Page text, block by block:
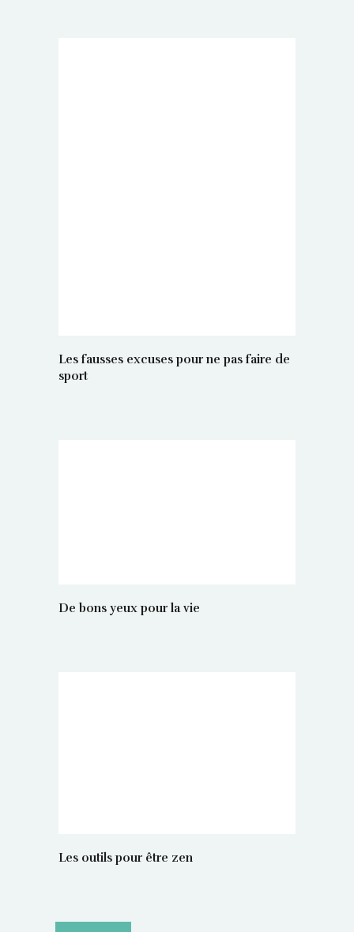
Les fausses excuses pour ne pas faire de
sport
De bons yeux pour la vie
Les outils pour être zen